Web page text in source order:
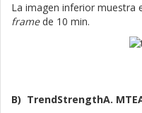
La imagen inferior muestra
framede 10 min.
B) TrendStrengthA.